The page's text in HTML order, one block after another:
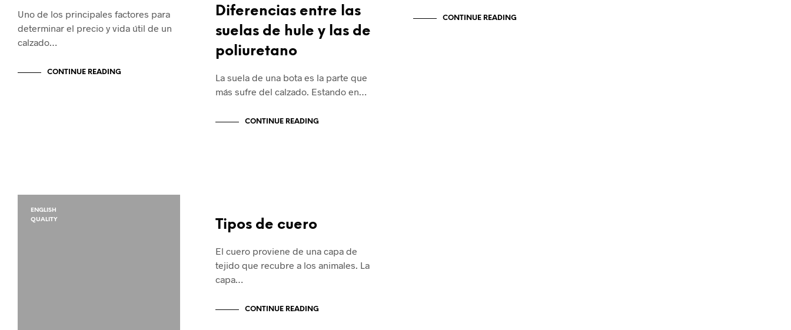
Uno de los principales factores para
determinar el precio y vida útil de un
calzado…
CONTINUE READING
Diferencias entre las
suelas de hule y las de
poliuretano
La suela de una bota es la parte que
más sufre del calzado. Estando en…
CONTINUE READING
CONTINUE READING
ENGLISH
QUALITY
Tipos de cuero
El cuero proviene de una capa de
tejido que recubre a los animales. La
capa…
CONTINUE READING